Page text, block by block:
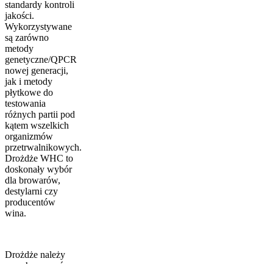
standardy kontroli
jakości.
Wykorzystywane
są zarówno
metody
genetyczne/QPCR
nowej generacji,
jak i metody
płytkowe do
testowania
różnych partii pod
kątem wszelkich
organizmów
przetrwalnikowych.
Drożdże WHC to
doskonały wybór
dla browarów,
destylarni czy
producentów
wina.
Drożdże należy